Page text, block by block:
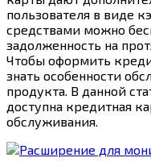
пользователя в виде
средствами можно
задолженность на
Чтобы оформить
знать особенности
продукта. В данной
доступна кредитная
обслуживания.